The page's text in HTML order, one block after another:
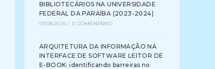
BIBLIOTECÁRIOS NA UNIVERSIDADE
FEDERAL DA PARAÍBA (2023-2024)
03/08/2026 / 0 COMENTÁRIO
ARQUITETURA DA INFORMAÇÃO NA
INTERFACE DE SOFTWARE LEITOR DE
E-BOOK: identificando barreiras no